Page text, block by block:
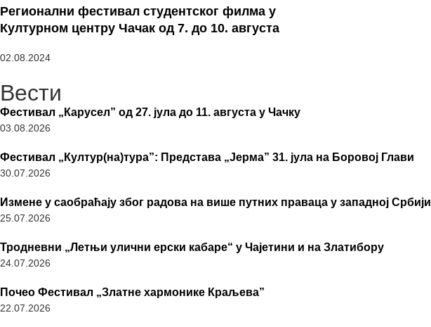
Регионални фестивал студентског филма у
Културном центру Чачак од 7. до 10. августа
02.08.2024
Вести
Фестивал „Карусел” од 27. јула до 11. августа у Чачку
03.08.2026
Фестивал „Култур(на)тура”: Представа „Јерма” 31. јула на Боровој Глави
30.07.2026
Измене у саобраћају због радова на више путних праваца у западној Србији
25.07.2026
Тродневни „Летњи улични ерски кабаре“ у Чајетини и на Златибору
24.07.2026
Почео Фестивал „Златне хармонике Краљева”
22.07.2026